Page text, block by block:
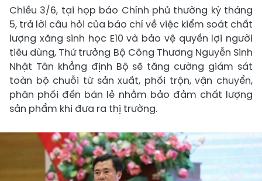
Chiều 3/6, tại họp báo Chính phủ thường kỳ tháng
5, trả lời câu hỏi của báo chí về việc kiểm soát chất
lượng xăng sinh học E10 và bảo vệ quyền lợi người
tiêu dùng, Thứ trưởng Bộ Công Thương Nguyễn Sinh
Nhật Tân khẳng định Bộ sẽ tăng cường giám sát
toàn bộ chuỗi từ sản xuất, phối trộn, vận chuyển,
phân phối đến bán lẻ nhằm bảo đảm chất lượng
sản phẩm khi đưa ra thị trường.